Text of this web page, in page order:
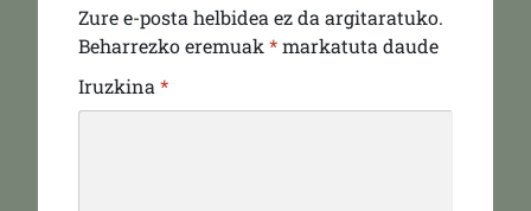
Zure e-posta helbidea ez da argitaratuko.
Beharrezko eremuak *markatuta daude
Iruzkina *